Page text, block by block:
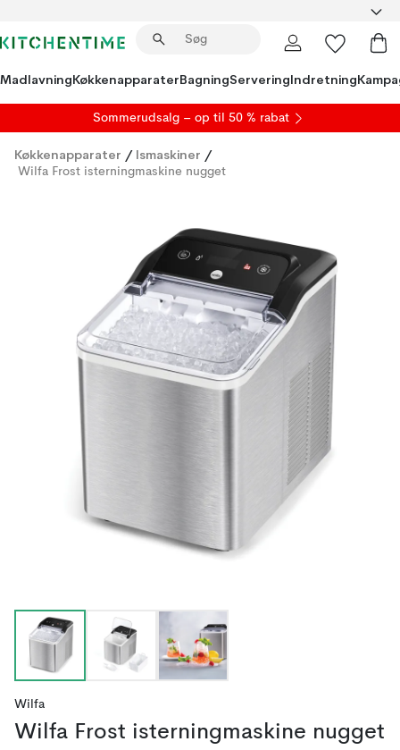
MadlavningKøkkenapparaterBagningServeringIndretning
Sommerudsalg – op til 50 % rabat
Køkkenapparater / Ismaskiner /
Wilfa Frost isterningmaskine nugget
Wilfa
Wilfa Frost isterningmaskine nugget